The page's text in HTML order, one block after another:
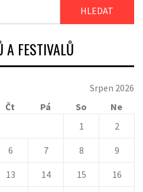
A FESTIVALŮ
Srpen 2026
Čt Pá So
Ne
1
2
6 7 8 9
13 14 15 16